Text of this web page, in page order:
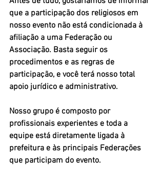
que a participação dos religiosos em
nosso evento não está condicionada à
afiliação a uma Federação ou
Associação. Basta seguir os
procedimentos e as regras de
participação, e você terá nosso total
apoio jurídico e administrativo.
Nosso grupo é composto por
profissionais experientes e toda a
equipe está diretamente ligada à
prefeitura e às principais Federações
que participam do evento.